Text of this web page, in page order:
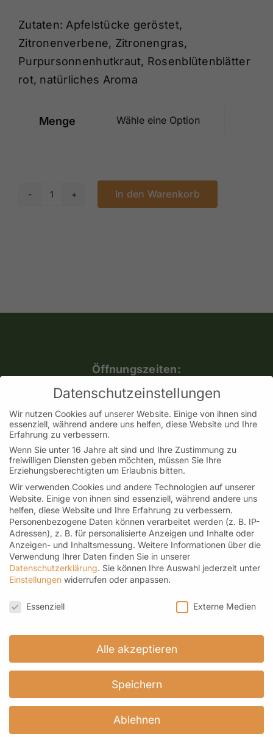
23,10 €
Zutaten: Apfelstücke geröstet,
Zitronenverbene, Zitronengras,
Purpursonnenhutkraut, Rosenblütenblätter
rot, natürliches Aroma
Menge
In den Warenkorb
Öffnungszeiten:
Mo, Mi, Do, Fr.: 9:30 – 18:00 Uhr
(Adventssamstage bis 16:00 Uhr geöffnet)
Kontakt
Helfereistraße 4 I 78532 Tuttlingen
Telefon: 07461-171 96 69 M: 0176-21451329
kontakt@roemer-spitzentee.de
Hier geht es zur Anmeldung
Datenschutzeinstellungen
Wir nutzen Cookies auf unserer Website. Einige von ihnen sind
essenziell, während andere uns helfen, diese Website und Ihre
Erfahrung zu verbessern.
Wenn Sie unter 16 Jahre alt sind und Ihre Zustimmung zu
freiwilligen Diensten geben möchten, müssen Sie Ihre
Erziehungsberechtigten um Erlaubnis bitten.
Wir verwenden Cookies und andere Technologien auf unserer
Website. Einige von ihnen sind essenziell, während andere uns
helfen, diese Website und Ihre Erfahrung zu verbessern.
Personenbezogene Daten können verarbeitet werden (z. B. IP-
Adressen), z. B. für personalisierte Anzeigen und Inhalte oder
Anzeigen- und Inhaltsmessung. Weitere Informationen über die
Verwendung Ihrer Daten finden Sie in unserer
Datenschutzerklärung. Sie können Ihre Auswahl jederzeit unter
Einstellungen widerrufen oder anpassen.
Essenziell
Externe Medien
Alle akzeptieren
Speichern
Ablehnen